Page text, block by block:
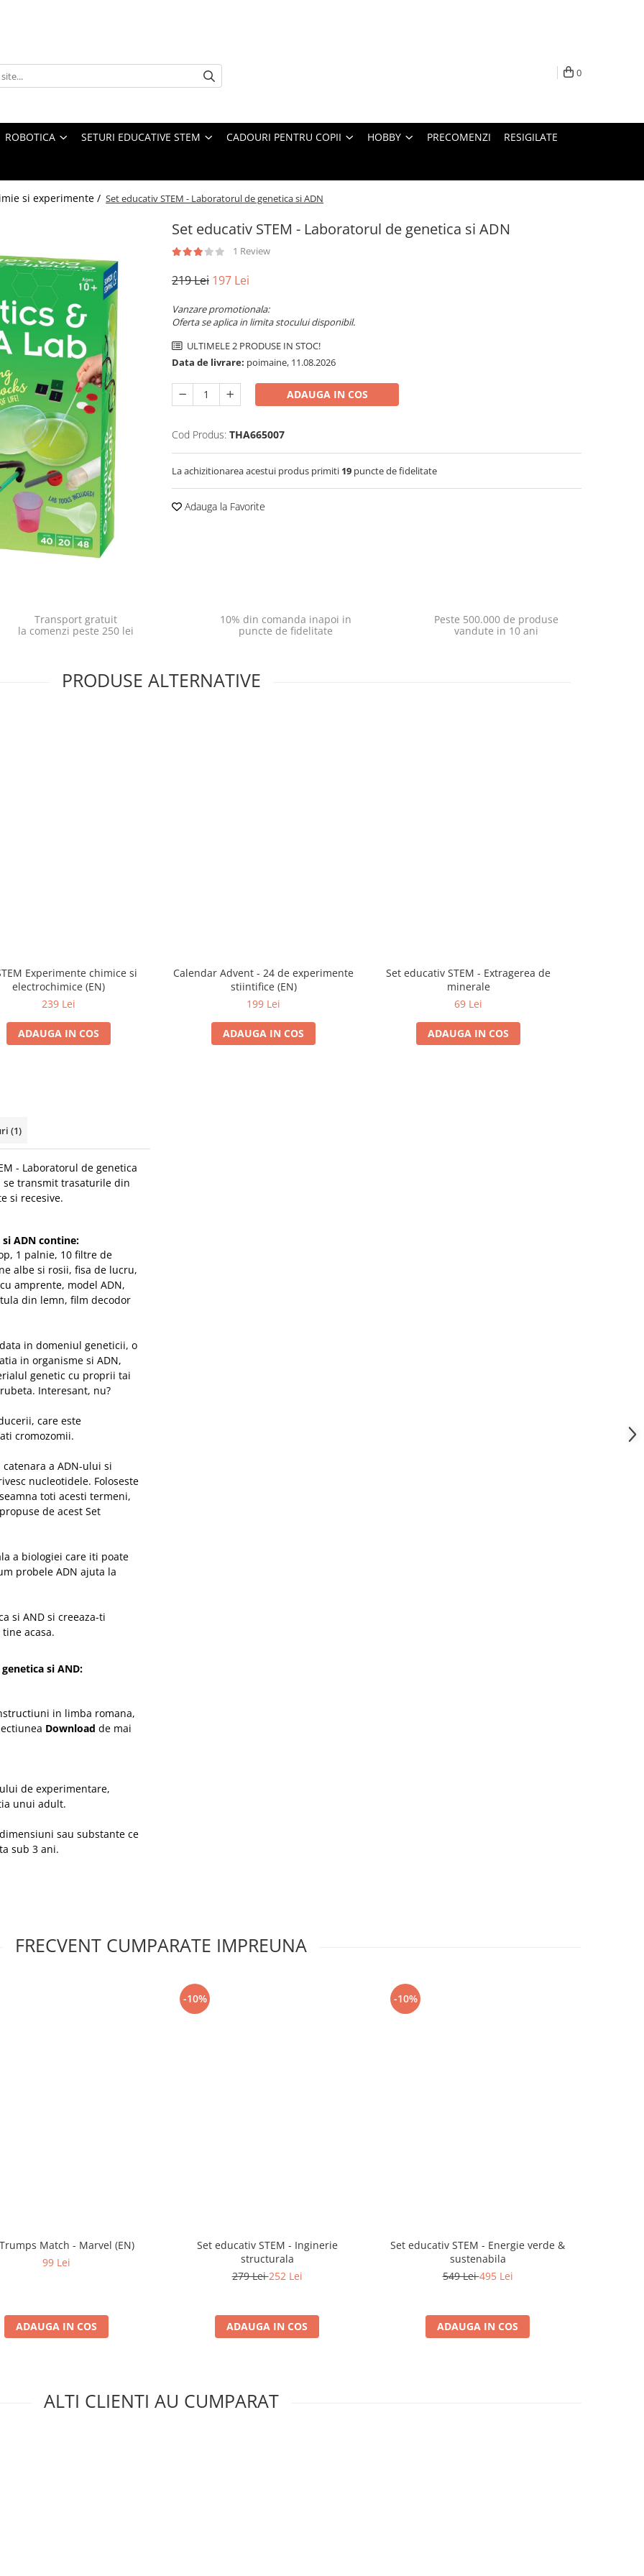
0
ROBOTICA SETURI EDUCATIVE STEM CADOURI PENTRU COPII HOBBY PRECOMENZI RESIGILATE
si experimente / Set educativ STEM - Laboratorul de genetica si ADN
Set educativ STEM - Laboratorul de genetica si ADN
1 Review
219 Lei 197 Lei
Vanzare promotionala:
Oferta se aplica in limita stocului disponibil.
ULTIMELE 2 PRODUSE IN STOC!
Data de livrare: poimaine, 11.08.2026
ADAUGA IN COS
Cod Produs: THA665007
La achizitionarea acestui produs primiti 19 puncte de fidelitate
Adauga la Favorite
Transport gratuit
la comenzi peste 250 lei
10% din comanda inapoi in
puncte de fidelitate
Peste 500.000 de produse
vandute in 10 ani
PRODUSE ALTERNATIVE
Experimente chimice si
electrochimice (EN)
239 Lei
ADAUGA IN COS
Calendar Advent - 24 de experimente
stiintifice (EN)
199 Lei
ADAUGA IN COS
Set educativ STEM - Extragerea de
minerale
69 Lei
ADAUGA IN COS
(1)
- Laboratorul de genetica
se transmit trasaturile din
si recesive.
ADN contine:
1 palnie, 10 filtre de
albe si rosii, fisa de lucru,
amprente, model ADN,
din lemn, film decodor
in domeniul geneticii, o
in organisme si ADN,
genetic cu proprii tai
Interesant, nu?
care este
cromozomii.
a ADN-ului si
nucleotidele. Foloseste
toti acesti termeni,
de acest Set
a biologiei care iti poate
probele ADN ajuta la
si AND si creeaza-ti
acasa.
si AND:
in limba romana,
Download de mai
de experimentare,
unui adult.
sau substante ce
sub 3 ani.
FRECVENT CUMPARATE IMPREUNA
Match - Marvel (EN)
99 Lei
ADAUGA IN COS
-10%
Set educativ STEM - Inginerie
structurala
279 Lei252 Lei
ADAUGA IN COS
-10%
Set educativ STEM - Energie verde &
sustenabila
549 Lei495 Lei
ADAUGA IN COS
ALTI CLIENTI AU CUMPARAT